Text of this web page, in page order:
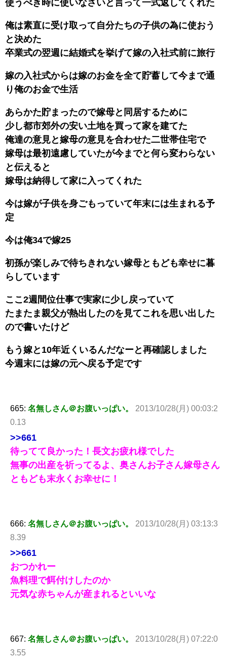
使うべき時に使いなさいと言って一式返してくれた
俺は素直に受け取って自分たちの子供の為に使おう
と決めた
卒業式の翌週に結婚式を挙げて嫁の入社式前に旅行
嫁の入社式からは嫁のお金を全て貯蓄して今まで通
り俺のお金で生活
あらかた貯まったので嫁母と同居するために
少し都市郊外の安い土地を買って家を建てた
俺達の意見と嫁母の意見を合わせた二世帯住宅で
嫁母は最初遠慮していたが今までと何ら変わらない
と伝えると
嫁母は納得して家に入ってくれた
今は嫁が子供を身ごもっていて年末には生まれる予
定
今は俺34で嫁25
初孫が楽しみで待ちきれない嫁母ともども幸せに暮
らしています
ここ2週間位仕事で実家に少し戻っていて
たまたま親父が熱出したのを見てこれを思い出した
ので書いたけど
もう嫁と10年近くいるんだなーと再確認しました
今週末には嫁の元へ戻る予定です
665: 名無しさん＠お腹いっぱい。
2013/10/28(月) 00:03:2
0.13
>>661
待ってて良かった！長文お疲れ様でした
無事の出産を祈ってるよ、奥さんお子さん嫁母さん
ともども末永くお幸せに！
666: 名無しさん＠お腹いっぱい。
2013/10/28(月) 03:13:3
8.39
>>661
おつかれー
魚料理で餌付けしたのか
元気な赤ちゃんが産まれるといいな
667: 名無しさん＠お腹いっぱい。
2013/10/28(月) 07:22:0
3.55